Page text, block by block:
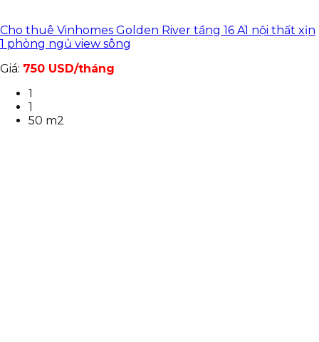
Cho thuê Vinhomes Golden River tầng 16 A1 nội thất xịn
1 phòng ngủ view sông
Giá: 750 USD/tháng
1
1
50 m2